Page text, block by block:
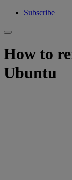
Subscribe
How to
Ubuntu